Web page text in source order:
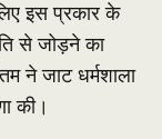
इस प्रकार के
से जोड़ने का
ने जाट धर्मशाला
की।